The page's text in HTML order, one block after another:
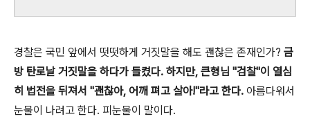
경찰은 국민 앞에서 떳떳하게 거짓말을 해도 괜찮은 존재인가? 금
방 탄로날 거짓말을 하다가 들켰다. 하지만, 큰형님 "검찰"이 열심
히 법전을 뒤져서 "괜찮아, 어깨 펴고 살아!"라고 한다. 아름다워서
눈물이 나려고 한다. 피눈물이 말이다.